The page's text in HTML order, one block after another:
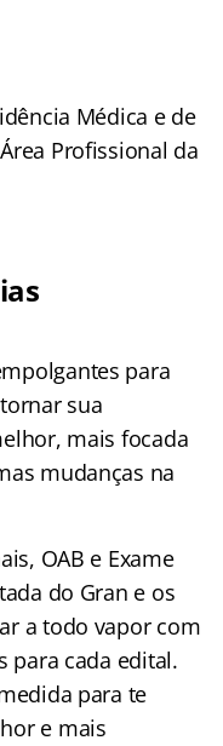
Médica e de
Profissional da
para
sua
mais focada
mudanças na
OAB e Exame
do Gran e os
a todo vapor com
para cada edital.
para te
e mais